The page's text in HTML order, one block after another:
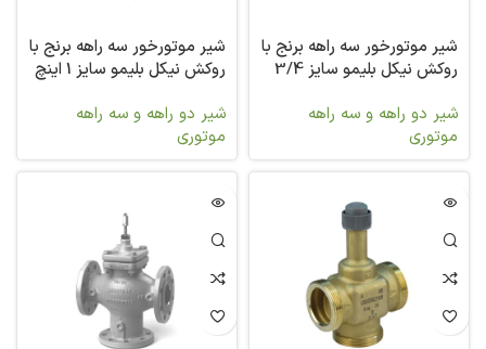
شیر موتورخور سه راهه برنج با
روکش نیکل بلیمو سایز 3/4
شیر دو راهه و سه راهه
موتوری
شیر موتورخور سه راهه برنج با
روکش نیکل بلیمو سایز 1 اینچ
شیر دو راهه و سه راهه
موتوری